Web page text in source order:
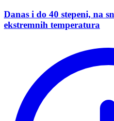
Danas i do 40 stepeni, na
ekstremnih temperatura